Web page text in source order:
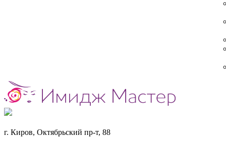
г. Киров, Октябрьский пр-т, 88